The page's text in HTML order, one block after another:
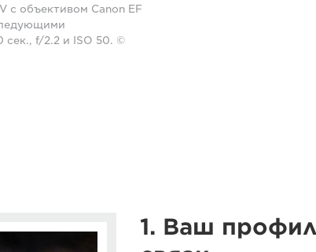
с объективом Canon EF
сек., f/2.2 и ISO 50. ©
1. Ваш